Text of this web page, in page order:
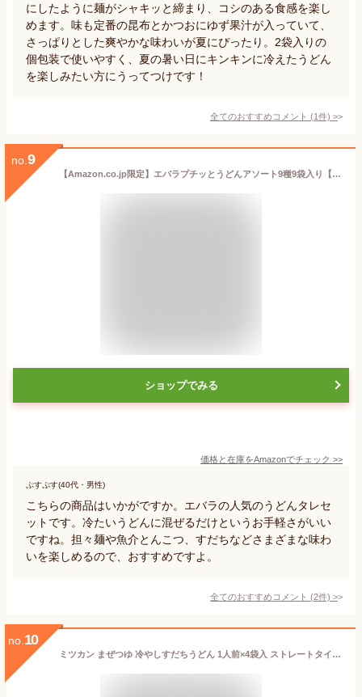
にしたように麺がシャキッと締まり、コシのある食感を楽し
めます。味も定番の昆布とかつおにゆず果汁が入っていて、
さっぱりとした爽やかな味わいが夏にぴったり。2袋入りの
個包装で使いやすく、夏の暑い日にキンキンに冷えたうどん
を楽しみたい方にうってつけです！
全てのおすすめコメント (1件) >
no. 9
【Amazon.co.jp限定】エバラプチッとうどんアソート9種9袋入り【釜玉・すだちおろし・魚介とんこつ・ゆず塩鯛だし・ジャージャー麺・担々麺・明太子・だし入りとろろ・牛すき焼】【セット買い】
ショップでみる
価格と在庫をAmazonでチェック >>
ぷすぷす(40代・男性)
こちらの商品はいかがですか。エバラの人気のうどんタレセ
ットです。冷たいうどんに混ぜるだけというお手軽さがいい
ですね。担々麺や魚介とんこつ、すだちなどさまざまな味わ
いを楽しめるので、おすすめですよ。
全てのおすすめコメント (2件) >
no. 10
ミツカン まぜつゆ 冷やしすだちうどん 1人前×4袋入 ストレートタイプ うどんつゆ 冷やしうどん すだち